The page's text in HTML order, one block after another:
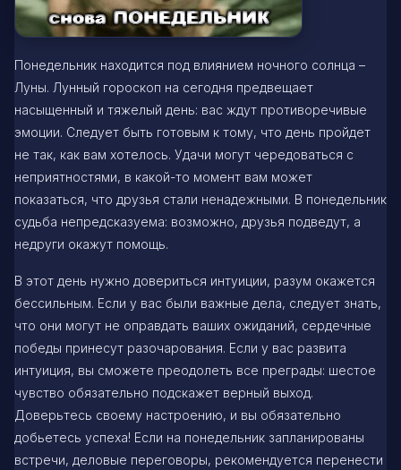
Понедельник находится под влиянием ночного солнца –
Луны. Лунный гороскоп на сегодня предвещает
насыщенный и тяжелый день: вас ждут противоречивые
эмоции. Следует быть готовым к тому, что день пройдет
не так, как вам хотелось. Удачи могут чередоваться с
неприятностями, в какой-то момент вам может
показаться, что друзья стали ненадежными. В понедельник
судьба непредсказуема: возможно, друзья подведут, а
недруги окажут помощь.
В этот день нужно довериться интуиции, разум окажется
бессильным. Если у вас были важные дела, следует знать,
что они могут не оправдать ваших ожиданий, сердечные
победы принесут разочарования. Если у вас развита
интуиция, вы сможете преодолеть все преграды: шестое
чувство обязательно подскажет верный выход.
Доверьтесь своему настроению, и вы обязательно
добьетесь успеха! Если на понедельник запланированы
встречи, деловые переговоры, рекомендуется перенести